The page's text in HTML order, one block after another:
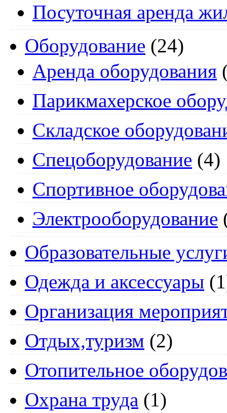
Посуточная аренда
Оборудование (24)
Аренда оборудования
Парикмахерское
Складское
Спецоборудование (4)
Спортивное
Электрооборудование
Образовательные
Одежда и аксессуары
Организация
Отдых,туризм (2)
Отопительное
Охрана труда (1)